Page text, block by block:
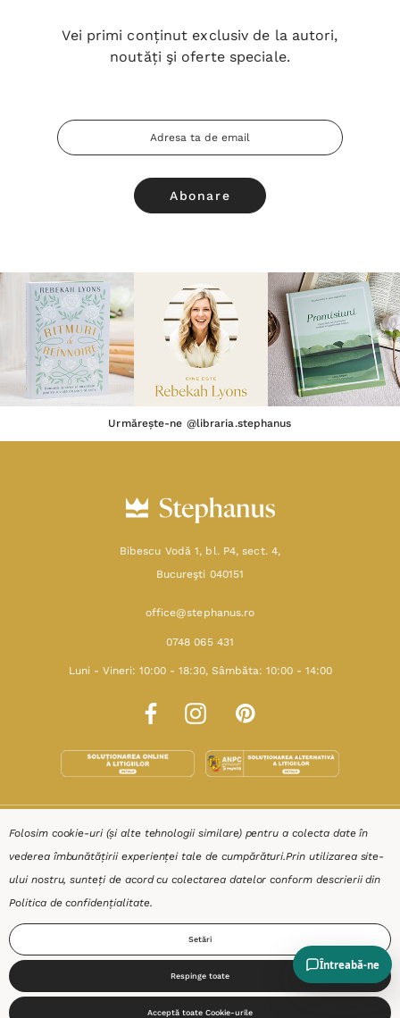
Vei primi conținut exclusiv de la autori,
noutăți şi oferte speciale.
Adresa
Email
Urmărește-ne @libraria.stephanus
Bibescu Vodă 1, bl. P4, sect. 4,
Bucureşti 040151
office@stephanus.ro
0748 065 431
Luni - Vineri: 10:00 - 18:30, Sâmbăta: 10:00 - 14:00
SHOP
RESURSE
AJUTOR
DESPRE
Folosim cookie-uri (și alte tehnologii similare) pentru a colecta date în
vederea îmbunătățirii experienței tale de cumpărături.Prin utilizarea site-
ului nostru, sunteți de acord cu colectarea datelor conform descrierii din
Politica de confidențialitate.
Setări
Respinge toate
Acceptă toate Cookie-urile